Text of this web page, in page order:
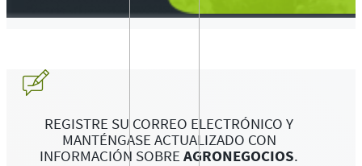
REGISTRE SU CORREO ELECTRÓNICO Y
MANTÉNGASE ACTUALIZADO CON
INFORMACIÓN SOBRE AGRONEGOCIOS.